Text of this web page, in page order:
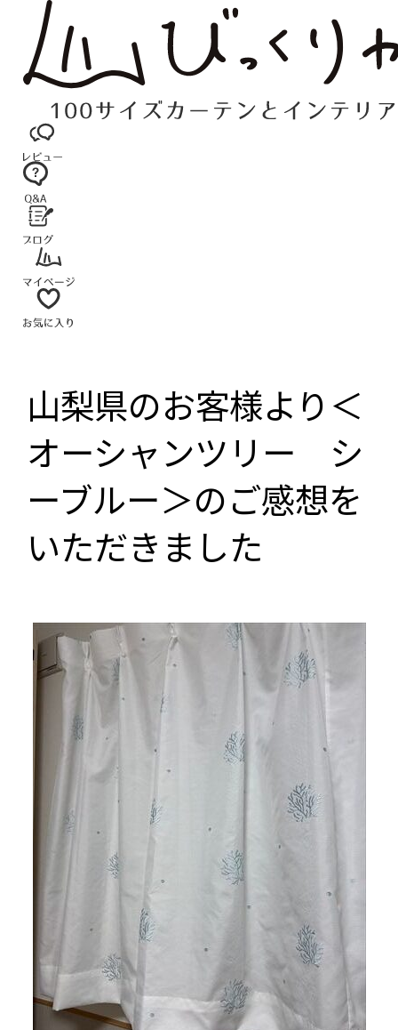
山梨県のお客様より＜
オーシャンツリー シ
ーブルー＞のご感想を
いただきました